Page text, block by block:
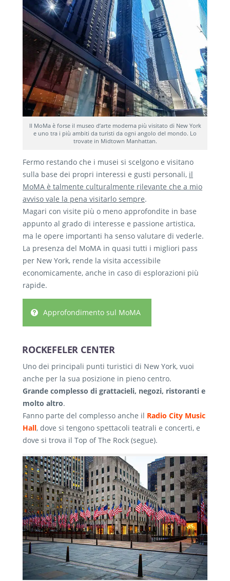
Il MoMa è forse il museo d’arte moderna più visitato di New York
e uno tra i più ambiti da turisti da ogni angolo del mondo. Lo
trovate in Midtown Manhattan.
Fermo restando che i musei si scelgono e visitano
sulla base dei propri interessi e gusti personali, il
MoMA è talmente culturalmente rilevante che a mio
avviso vale la pena visitarlo sempre.
Magari con visite più o meno approfondite in base
appunto al grado di interesse e passione artistica,
ma le opere importanti ha senso valutare di vederle.
La presenza del MoMA in quasi tutti i migliori pass
per New York, rende la visita accessibile
economicamente, anche in caso di esplorazioni più
rapide.
Approfondimento sul MoMA
ROCKEFELER CENTER
Uno dei principali punti turistici di New York, vuoi
anche per la sua posizione in pieno centro.
Grande complesso di grattacieli, negozi, ristoranti e
molto altro.
Fanno parte del complesso anche il Radio City Music
Hall, dove si tengono spettacoli teatrali e concerti, e
dove si trova il Top of The Rock (segue).